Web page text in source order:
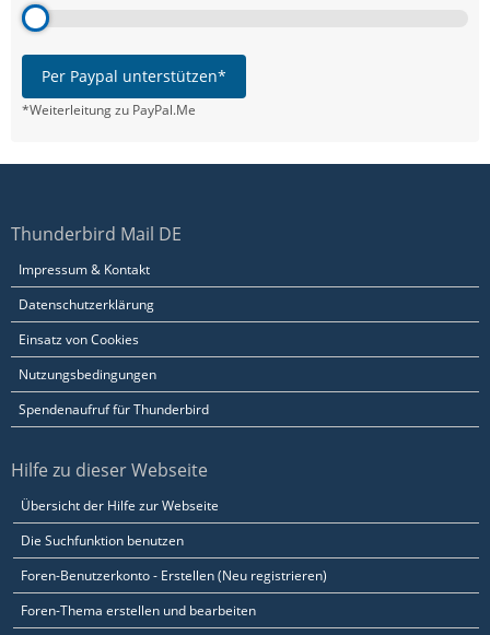
Per Paypal unterstützen*
*Weiterleitung zu PayPal.Me
Thunderbird Mail DE
Impressum & Kontakt
Datenschutzerklärung
Einsatz von Cookies
Nutzungsbedingungen
Spendenaufruf für Thunderbird
Hilfe zu dieser Webseite
Übersicht der Hilfe zur Webseite
Die Suchfunktion benutzen
Foren-Benutzerkonto - Erstellen (Neu registrieren)
Foren-Thema erstellen und bearbeiten